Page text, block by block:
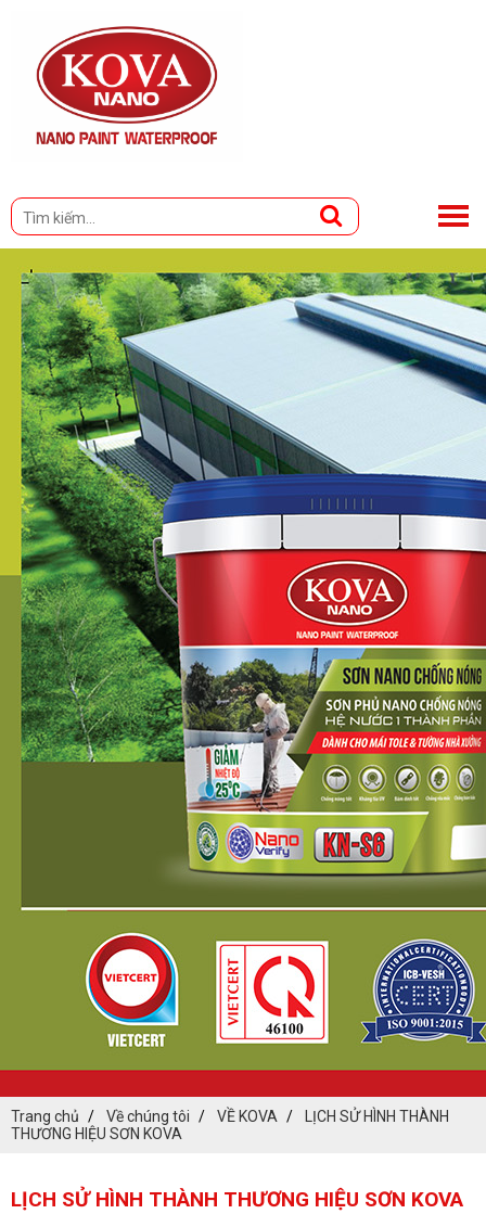
Trang chủ Về chúng tôi VỀ KOVA
LỊCH SỬ HÌNH THÀNH
THƯƠNG HIỆU SƠN KOVA
LỊCH SỬ HÌNH THÀNH THƯƠNG HIỆU SƠN KOVA